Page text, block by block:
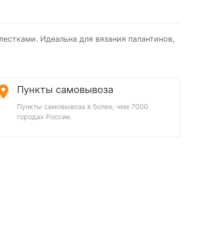
Идеальна для вязания палантинов,
Пункты самовывоза
Пункты самовывоза в более, чем 7000
городах России.